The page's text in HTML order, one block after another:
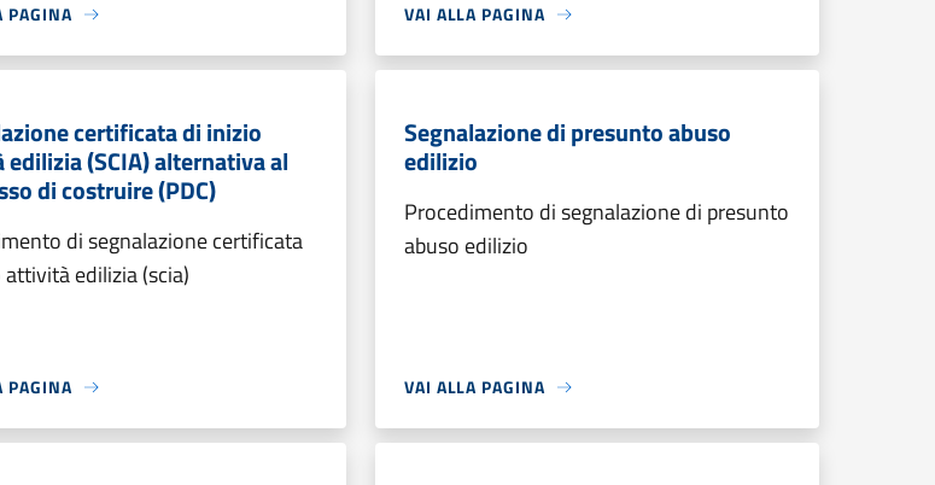
PAGINA VAI ALLA PAGINA
certificata di inizio
(SCIA) alternativa al
di costruire (PDC)
di segnalazione certificata
edilizia (scia)
PAGINA
Segnalazione di presunto abuso
edilizio
Procedimento di segnalazione di presunto
abuso edilizio
VAI ALLA PAGINA